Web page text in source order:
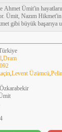
Ahmet Ümit'in
Ümit, Nazım
gibi büyük başarıya
,Dram
,Levent Üzümcü,